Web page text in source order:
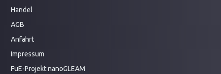
Handel
AGB
Anfahrt
Impressum
FuE-ProjektnanoGLEAM